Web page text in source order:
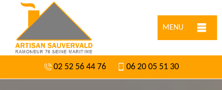
MENU
02 52 56 44 76 06 20 05 51 30